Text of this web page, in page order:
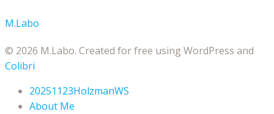
M.Labo
© 2026 M.Labo. Created for free using WordPress and
Colibri
20251123HolzmanWS
About Me